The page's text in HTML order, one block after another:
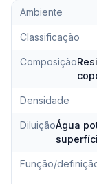
Ambiente
Classificação
Composição
Densidade
DiluiçãoÁgua
Função/